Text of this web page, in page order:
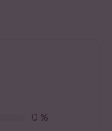
0 %